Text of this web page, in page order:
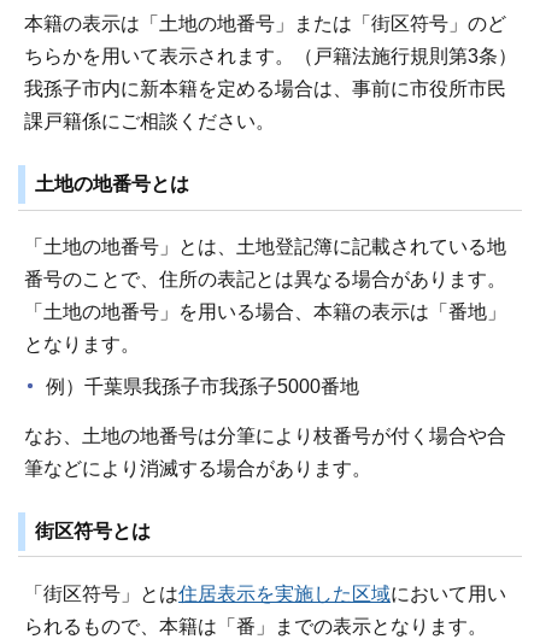
本籍の表示は「土地の地番号」または「街区符号」のど
ちらかを用いて表示されます。（戸籍法施行規則第3条）
我孫子市内に新本籍を定める場合は、事前に市役所市民
課戸籍係にご相談ください。
土地の地番号とは
「土地の地番号」とは、土地登記簿に記載されている地
番号のことで、住所の表記とは異なる場合があります。
「土地の地番号」を用いる場合、本籍の表示は「番地」
となります。
例）千葉県我孫子市我孫子5000番地
なお、土地の地番号は分筆により枝番号が付く場合や合
筆などにより消滅する場合があります。
街区符号とは
「街区符号」とは住居表示を実施した区域において用い
られるもので、本籍は「番」までの表示となります。